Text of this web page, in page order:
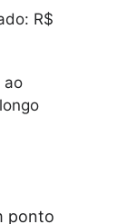
R$
ao
ponto